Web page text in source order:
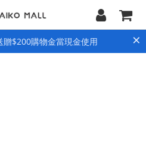
$200購物金當現金使用 ×